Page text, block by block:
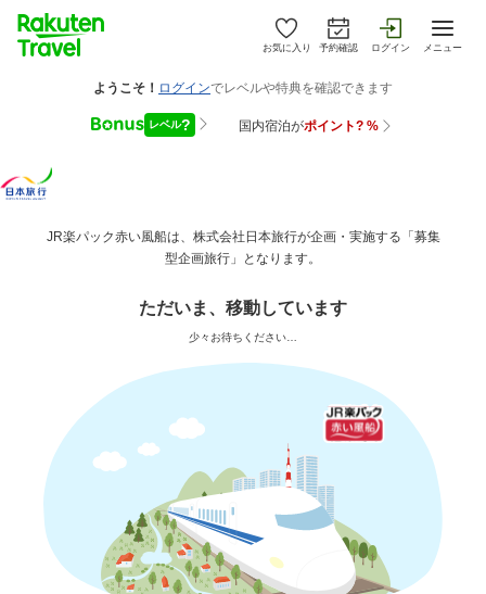
お気に入り 予約確認 ログイン メニュー
JR楽パック赤い風船は、株式会社日本旅行が企画・実施する「募集
型企画旅行」となります。
ただいま、移動しています
少々お待ちください…